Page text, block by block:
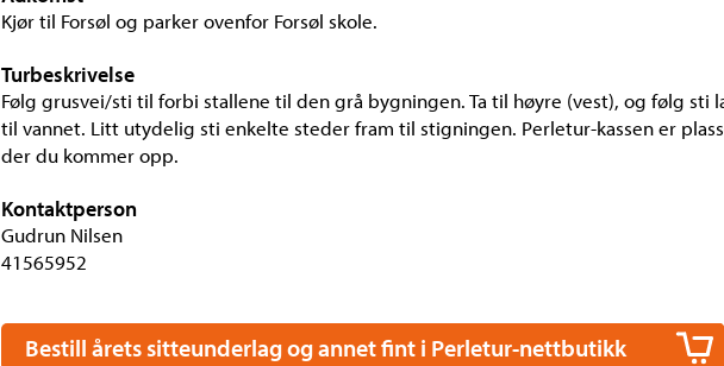
Kjør til Forsøl og parker ovenfor Forsøl skole.
Turbeskrivelse
Følg grusvei/sti til forbi stallene til den grå bygningen. Ta til høyre (vest), og følg sti
til vannet. Litt utydelig sti enkelte steder fram til stigningen. Perletur-kassen er
der du kommer opp.
Kontaktperson
Gudrun Nilsen
41565952
Bestill årets sitteunderlag og annet fint i Perletur-nettbutikk